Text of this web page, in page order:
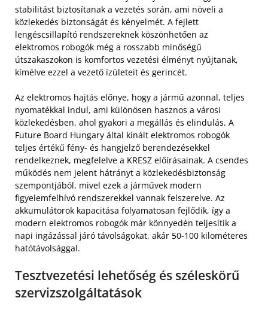
stabilitást biztosítanak a vezetés során, ami növeli a
közlekedés biztonságát és kényelmét. A fejlett
lengéscsillapító rendszereknek köszönhetően az
elektromos robogók még a rosszabb minőségű
útszakaszokon is komfortos vezetési élményt nyújtanak,
kímélve ezzel a vezető ízületeit és gerincét.
Az elektromos hajtás előnye, hogy a jármű azonnal, teljes
nyomatékkal indul, ami különösen hasznos a városi
közlekedésben, ahol gyakori a megállás és elindulás. A
Future Board Hungary által kínált elektromos robogók
teljes értékű fény- és hangjelző berendezésekkel
rendelkeznek, megfelelve a KRESZ előírásainak. A csendes
működés nem jelent hátrányt a közlekedésbiztonság
szempontjából, mivel ezek a járművek modern
figyelemfelhívó rendszerekkel vannak felszerelve. Az
akkumulátorok kapacitása folyamatosan fejlődik, így a
modern elektromos robogók már könnyedén teljesítik a
napi ingázással járó távolságokat, akár 50-100 kilométeres
hatótávolsággal.
Tesztvezetési lehetőség és széleskörű
szervizszolgáltatások